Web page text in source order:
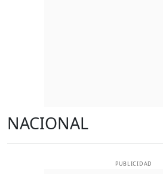
NACIONAL
PUBLICIDAD